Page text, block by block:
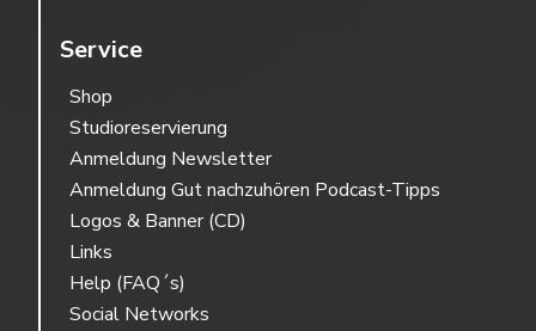
Service
Shop
Studioreservierung
Anmeldung Newsletter
Anmeldung Gut nachzuhören Podcast-Tipps
Logos & Banner (CD)
Links
Help (FAQ´s)
Social Networks